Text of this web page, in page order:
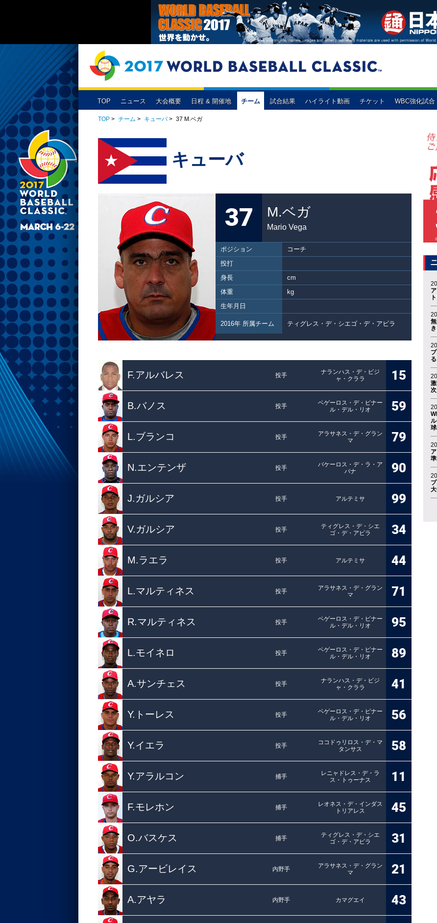
TOP ニュース 大会概要
放送予定
日程 & 開催地
侍ジャパンスケジュール
チーム
大会出場チーム チャイニーズ・タイペイ
試合結果
1次ラウンド プールA プールB
予選試合結果 予選2組 予選3組
ハイライト動画 チケット
1次ラウンド （東京ドーム） 2次ラウンド
WBC強化試合
開催概要 チケット
TOP > チーム > キューバ> 37 M.ベガ
キューバ
37 M.ベガ
Mario Vega
ポジション
コーチ
投打
身長
cm
体重
kg
生年月日
2016年 所属チーム ティグレス・デ・シエゴ・デ・アビラ
F.アルバレス 投手
ナランハス・デ・ビジ
ャ・クララ
15
B.バノス 投手
ベゲーロス・デ・ピナー
ル・デル・リオ
59
L.ブランコ 投手
アラサネス・デ・グラン
マ
79
N.エンテンザ 投手
バケーロス・デ・ラ・ア
バナ
90
J.ガルシア 投手 アルテミサ 99
V.ガルシア 投手
ティグレス・デ・シエ
ゴ・デ・アビラ
34
M.ラエラ 投手 アルテミサ 44
L.マルティネス 投手
アラサネス・デ・グラン
マ
71
R.マルティネス 投手
ベゲーロス・デ・ピナー
ル・デル・リオ
95
L.モイネロ 投手
ベゲーロス・デ・ピナー
ル・デル・リオ
89
A.サンチェス 投手
ナランハス・デ・ビジ
ャ・クララ
41
Y.トーレス 投手
ベゲーロス・デ・ピナー
ル・デル・リオ
56
Y.イエラ 投手
ココドゥリロス・デ・マ
タンサス
58
Y.アラルコン 捕手
レニャドレス・デ・ラ
ス・トゥーナス
11
F.モレホン 捕手
レオネス・デ・インダス
トリアレス
45
O.バスケス 捕手
ティグレス・デ・シエ
ゴ・デ・アビラ
31
G.アービレイス 内野手
アラサネス・デ・グラン
マ
21
A.アヤラ 内野手 カマグエイ 43